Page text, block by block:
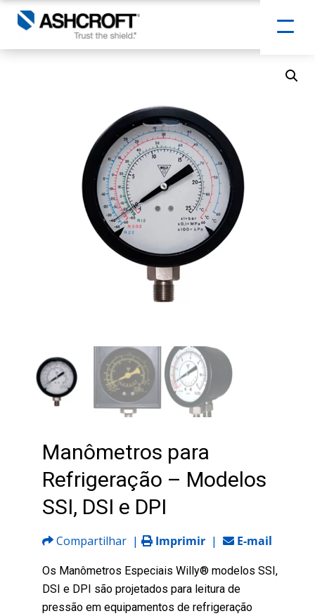
Manômetros para
Refrigeração – Modelos
SSI, DSI e DPI
Compartilhar | Imprimir | E-mail
Os Manômetros Especiais Willy® modelos SSI,
DSI e DPI são projetados para leitura de
pressão em equipamentos de refrigeração